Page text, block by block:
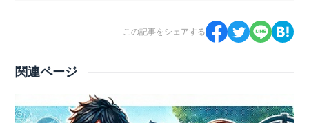
この記事をシェアする
関連ページ